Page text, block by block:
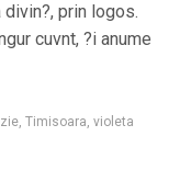
prin logos.
cuvnt, ?i anume
, Timisoara, violeta